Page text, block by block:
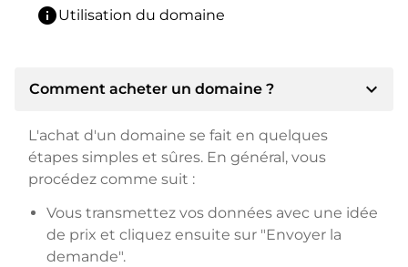
infoUtilisation du domaine
Comment acheter un domaine ? expand_more
L'achat d'un domaine se fait en quelques
étapes simples et sûres. En général, vous
procédez comme suit :
Vous transmettez vos données avec une idée
de prix et cliquez ensuite sur "Envoyer la
demande".